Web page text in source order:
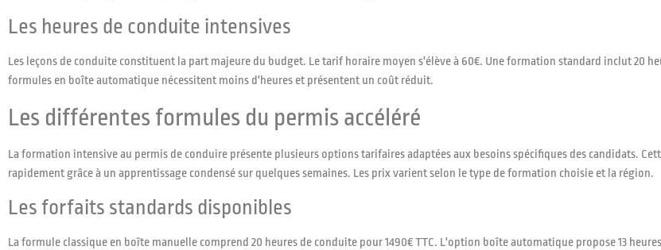
Les heures de conduite intensives
Les leçons de conduite constituent la part majeure du budget. Le tarif horaire moyen s'élève à 60€. Une formation standard inclut 20
formules en boîte automatique nécessitent moins d'heures et présentent un coût réduit.
Les différentes formules du permis accéléré
La formation intensive au permis de conduire présente plusieurs options tarifaires adaptées aux besoins spécifiques des candidats.
rapidement grâce à un apprentissage condensé sur quelques semaines. Les prix varient selon le type de formation choisie et la région.
Les forfaits standards disponibles
La formule classique en boîte manuelle comprend 20 heures de conduite pour 1490€ TTC. L'option boîte automatique propose 13